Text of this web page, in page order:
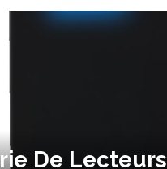
De Lecteurs